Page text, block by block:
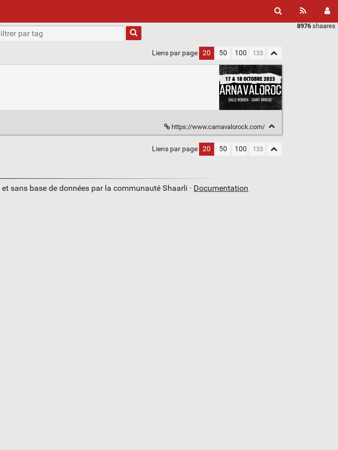
8976 shaares
Liens par page 20 50 100
https://www.carnavalorock.com/
Liens par page 20 50 100
sans base de données par la communauté Shaarli · Documentation